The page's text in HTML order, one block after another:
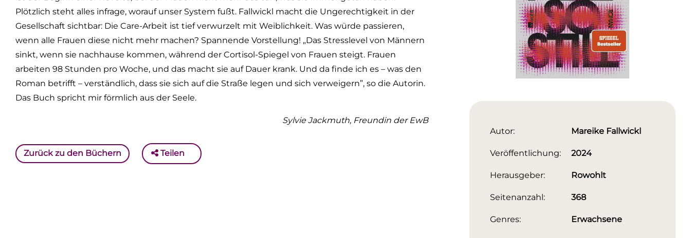
Plötzlich steht alles infrage, worauf unser System fußt. Fallwickl macht die Ungerechtigkeit in der
Gesellschaft sichtbar: Die Care-Arbeit ist tief verwurzelt mit Weiblichkeit. Was würde passieren,
wenn alle Frauen diese nicht mehr machen? Spannende Vorstellung! „Das Stresslevel von Männern
sinkt, wenn sie nachhause kommen, während der Cortisol-Spiegel von Frauen steigt. Frauen
arbeiten 98 Stunden pro Woche, und das macht sie auf Dauer krank. Und da finde ich es – was den
Roman betrifft – verständlich, dass sie sich auf die Straße legen und sich verweigern”, so die Autorin.
Das Buch spricht mir förmlich aus der Seele.
Sylvie Jackmuth, Freundin der EwB
Zurück zu den Büchern Teilen
Autor: Mareike Fallwickl
Veröffentlichung: 2024
Herausgeber: Rowohlt
Seitenanzahl: 368
Genres: Erwachsene